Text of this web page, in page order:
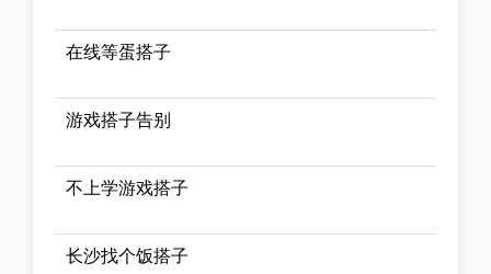
在线等蛋搭子
游戏搭子告别
不上学游戏搭子
长沙找个饭搭子